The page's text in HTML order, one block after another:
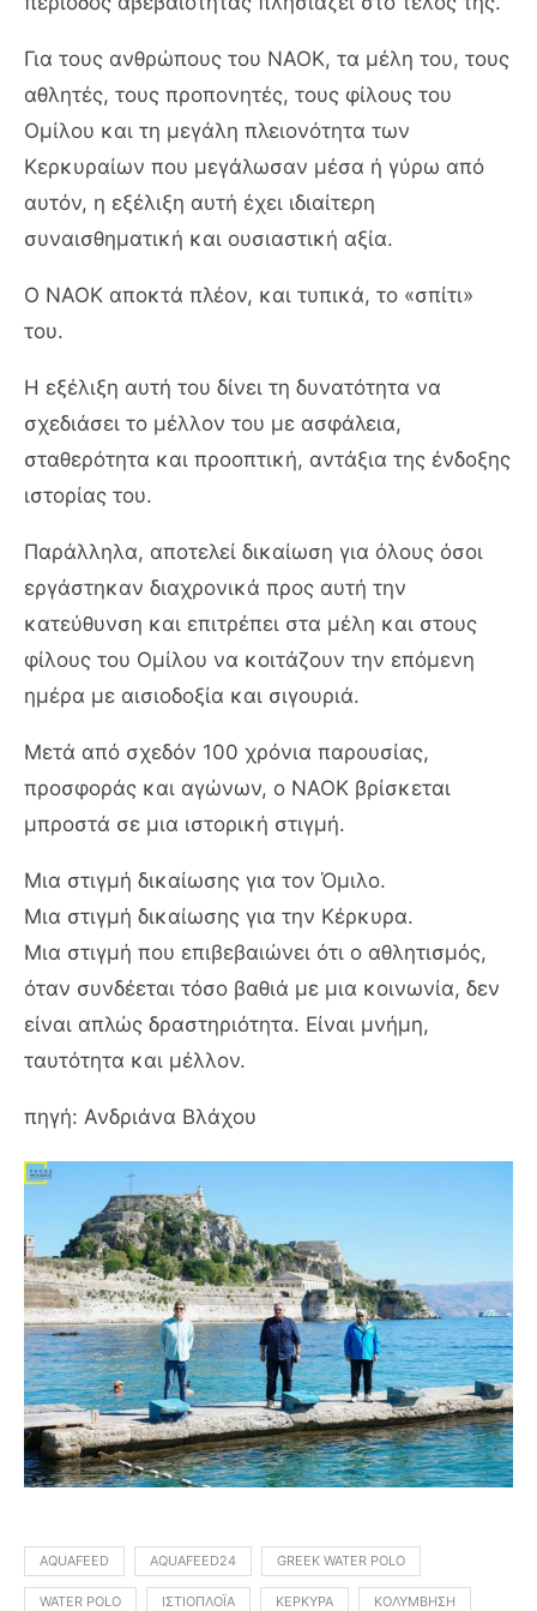
Για τους ανθρώπους του ΝΑΟΚ, τα μέλη του, τους
αθλητές, τους προπονητές, τους φίλους του
Ομίλου και τη μεγάλη πλειονότητα των
Κερκυραίων που μεγάλωσαν μέσα ή γύρω από
αυτόν, η εξέλιξη αυτή έχει ιδιαίτερη
συναισθηματική και ουσιαστική αξία.
Ο ΝΑΟΚ αποκτά πλέον, και τυπικά, το «σπίτι»
του.
Η εξέλιξη αυτή του δίνει τη δυνατότητα να
σχεδιάσει το μέλλον του με ασφάλεια,
σταθερότητα και προοπτική, αντάξια της ένδοξης
ιστορίας του.
Παράλληλα, αποτελεί δικαίωση για όλους όσοι
εργάστηκαν διαχρονικά προς αυτή την
κατεύθυνση και επιτρέπει στα μέλη και στους
φίλους του Ομίλου να κοιτάζουν την επόμενη
ημέρα με αισιοδοξία και σιγουριά.
Μετά από σχεδόν 100 χρόνια παρουσίας,
προσφοράς και αγώνων, ο ΝΑΟΚ βρίσκεται
μπροστά σε μια ιστορική στιγμή.
Μια στιγμή δικαίωσης για τον Όμιλο.
Μια στιγμή δικαίωσης για την Κέρκυρα.
Μια στιγμή που επιβεβαιώνει ότι ο αθλητισμός,
όταν συνδέεται τόσο βαθιά με μια κοινωνία, δεν
είναι απλώς δραστηριότητα. Είναι μνήμη,
ταυτότητα και μέλλον.
πηγή: Ανδριάνα Βλάχου
AQUAFEED AQUAFEED24 GREEK WATER POLO
WATER POLO ΙΣΤΙΟΠΛΟΪ́Α ΚΈΡΚΥΡΑ ΚΟΛΎΜΒΗΣΗ